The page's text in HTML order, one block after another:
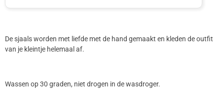
De sjaals worden met liefde met de hand gemaakt en kleden de outfit
van je kleintje helemaal af.
Wassen op 30 graden, niet drogen in de wasdroger.